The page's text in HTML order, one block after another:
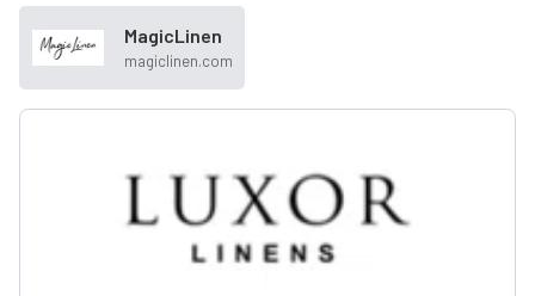
MagicLinen
magiclinen.com